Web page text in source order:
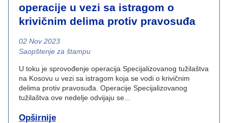
operacije u vezi sa istragom o
krivičnim delima protiv pravosuđa
02 Nov 2023
News category
Saopštenje za štampu
U toku je sprovođenje operacija Specijalizovanog tužilaštva
na Kosovu u vezi sa istragom koja se vodi o krivičnim
delima protiv pravosuđa. Operacije Specijalizovanog
tužilaštva ove nedelje odvijaju se...
Opširnije